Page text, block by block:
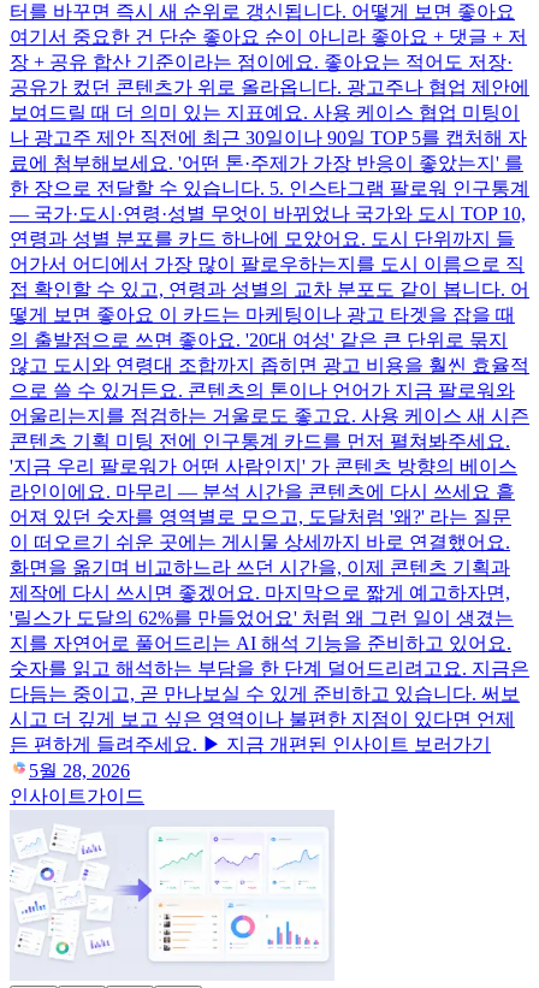
터를 바꾸면 즉시 새 순위로 갱신됩니다. 어떻게 보면 좋아요
여기서 중요한 건 단순 좋아요 순이 아니라 좋아요 + 댓글 + 저
장 + 공유 합산 기준이라는 점이에요. 좋아요는 적어도 저장·
공유가 컸던 콘텐츠가 위로 올라옵니다. 광고주나 협업 제안에
보여드릴 때 더 의미 있는 지표예요. 사용 케이스 협업 미팅이
나 광고주 제안 직전에 최근 30일이나 90일 TOP 5를 캡처해 자
료에 첨부해보세요. '어떤 톤·주제가 가장 반응이 좋았는지' 를
한 장으로 전달할 수 있습니다. 5. 인스타그램 팔로워 인구통계
— 국가·도시·연령·성별 무엇이 바뀌었나 국가와 도시 TOP 10,
연령과 성별 분포를 카드 하나에 모았어요. 도시 단위까지 들
어가서 어디에서 가장 많이 팔로우하는지를 도시 이름으로 직
접 확인할 수 있고, 연령과 성별의 교차 분포도 같이 봅니다. 어
떻게 보면 좋아요 이 카드는 마케팅이나 광고 타겟을 잡을 때
의 출발점으로 쓰면 좋아요. '20대 여성' 같은 큰 단위로 묶지
않고 도시와 연령대 조합까지 좁히면 광고 비용을 훨씬 효율적
으로 쓸 수 있거든요. 콘텐츠의 톤이나 언어가 지금 팔로워와
어울리는지를 점검하는 거울로도 좋고요. 사용 케이스 새 시즌
콘텐츠 기획 미팅 전에 인구통계 카드를 먼저 펼쳐봐주세요.
'지금 우리 팔로워가 어떤 사람인지' 가 콘텐츠 방향의 베이스
라인이에요. 마무리 — 분석 시간을 콘텐츠에 다시 쓰세요 흩
어져 있던 숫자를 영역별로 모으고, 도달처럼 '왜?' 라는 질문
이 떠오르기 쉬운 곳에는 게시물 상세까지 바로 연결했어요.
화면을 옮기며 비교하느라 쓰던 시간을, 이제 콘텐츠 기획과
제작에 다시 쓰시면 좋겠어요. 마지막으로 짧게 예고하자면,
'릴스가 도달의 62%를 만들었어요' 처럼 왜 그런 일이 생겼는
지를 자연어로 풀어드리는 AI 해석 기능을 준비하고 있어요.
숫자를 읽고 해석하는 부담을 한 단계 덜어드리려고요. 지금은
다듬는 중이고, 곧 만나보실 수 있게 준비하고 있습니다. 써보
시고 더 깊게 보고 싶은 영역이나 불편한 지점이 있다면 언제
든 편하게 들려주세요. ▶ 지금 개편된 인사이트 보러가기
5월 28, 2026
인사이트가이드